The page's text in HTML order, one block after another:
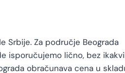
Srbije. Za područje Beograda
isporučujemo lično, bez
obračunava cena u